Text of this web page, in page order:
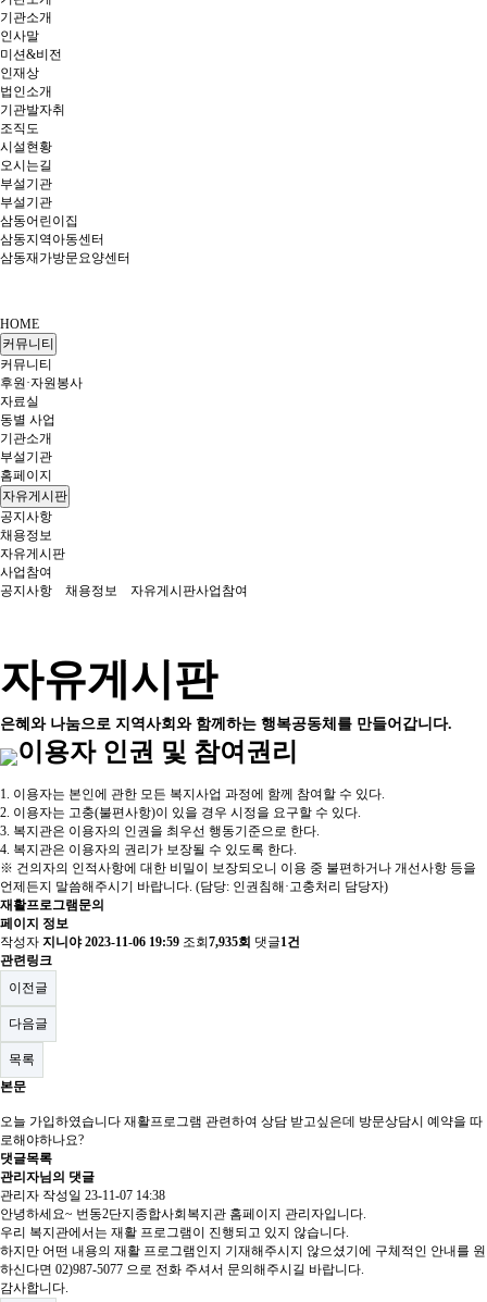
기관소개
인사말
미션&비전
인재상
법인소개
기관발자취
조직도
시설현황
오시는길
부설기관
부설기관
삼동어린이집
삼동지역아동센터
삼동재가방문요양센터
HOME
커뮤니티
커뮤니티
후원·자원봉사
자료실
동별 사업
기관소개
부설기관
홈페이지
자유게시판
공지사항
채용정보
자유게시판
사업참여
공지사항
채용정보 자유게시판사업참여
자유게시판
은혜와 나눔으로 지역사회와 함께하는 행복공동체를 만들어갑니다.
이용자 인권 및 참여권리
1. 이용자는 본인에 관한 모든 복지사업 과정에 함께 참여할 수 있다.
2. 이용자는 고충(불편사항)이 있을 경우 시정을 요구할 수 있다.
3. 복지관은 이용자의 인권을 최우선 행동기준으로 한다.
4. 복지관은 이용자의 권리가 보장될 수 있도록 한다.
※ 건의자의 인적사항에 대한 비밀이 보장되오니 이용 중 불편하거나 개선사항 등을
언제든지 말씀해주시기 바랍니다. (담당: 인권침해·고충처리 담당자)
재활프로그램문의
페이지 정보
작성자 지니야 2023-11-06 19:59 조회 7,935회 댓글1건
관련링크
이전글
다음글
목록
본문
오늘 가입하였습니다 재활프로그램 관련하여 상담 받고싶은데 방문상담시 예약을 따
로해야하나요?
댓글목록
관리자님의 댓글
관리자 작성일 23-11-07 14:38
안녕하세요~ 번동2단지종합사회복지관 홈페이지 관리자입니다.
우리 복지관에서는 재활 프로그램이 진행되고 있지 않습니다.
하지만 어떤 내용의 재활 프로그램인지 기재해주시지 않으셨기에 구체적인 안내를 원
하신다면 02)987-5077 으로 전화 주셔서 문의해주시길 바랍니다.
감사합니다.